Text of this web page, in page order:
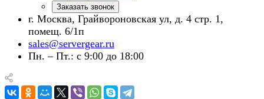
Заказать звонок
г. Москва, Грайвороновская ул, д. 4 стр. 1,
помещ. 6/1п
sales@servergear.ru
Пн. – Пт.: с 9:00 до 18:00